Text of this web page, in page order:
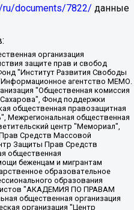
ru/documents/7822/ данные
с ограниченной ответственностью "Как бы инагент", Кочетков Игорь Викторович, Общество с ограниченной ответственностью "Честные выборы", Еланчик Олег Александрович, Общество с ограниченной ответственностью "Нобелевский призыв", Гималова Регина Эмилевна, Григорьев Андрей Валерьевич, Григорьева Алина Александровна, Ассоциация по содействию защите прав призывников, альтернативнослужащих и военнослужащих "Правозащитная группа "Гражданин.Армия.Право", Хисамова Регина Фаритовна, Автономная некоммерческая организация по реализации социально-правовых программ "Лилит", Дальневосточное общественное движение "Маяк", Санкт-Петербургская ЛГБТ-инициативная группа "Выход", Инициативная группа ЛГБТ+ "Реверс", Алексеев Андрей Викторович, Бекбулатова Таисия Львовна, Беляев Иван Михайлович, Владыкина Елена Сергеевна, Гельман Марат Александрович, Никульшина Вероника Юрьевна, Толоконникова Надежда Андреевна, Шендерович Виктор Анатольевич, Общество с ограниченной ответственностью "Данное сообщение", Общество с ограниченной ответственностью Издательский дом "Новая глава", Айнбиндер Александра Александровна, Московский комьюнити-центр для ЛГБТ+инициатив, Благотворительный фонд развития филантропии, Deutsche Welle (Германия, Kurt-Schumacher-Strasse 3, 53113 Bonn), Борзунова Мария Михайловна, Воробьев Виктор Викторович, Голубева Анна Львовна, Константинова Алла Михайловна, Малкова Ирина Владимировна, Мурадов Мурад Абдулгалимович, Осетинская Елизавета Николаевна, Понасенков Евгений Николаевич, Ганапольский Матвей Юрьевич, Киселев Евгений Алексеевич, Борухович Ирина Григорьевна, Дремин Иван Тимофеевич, Дубровский Дмитрий Викторович, Красноярская региональная общественная организация поддержки и развития альтернативных образовательных технологий и межкультурных коммуникаций "ИНТЕРРА", Маяковская Екатерина Алексеевна, Фейгин Марк Захарович, Филимонов Андрей Викторович, Дзугкоева Регина Николаевна, Доброхотов Роман Александрович, Дудь Юрий Александрович, Елкин Сергей Владимирович, Кругликов Кирилл Игоревич, Сабунаева Мария Леонидовна, Семенов Алексей Владимирович, Шаинян Карен Багратович, Шульман Екатерина Михайловна, Асафьев Артур Валерьевич, Вахштайн Виктор Семенович, Венедиктов Алексей Алексеевич, Лушникова Екатерина Евгеньевна, Волков Леонид Михайлович, Невзоров Александр Глебович, Пархоменко Сергей Борисович, Сироткин Ярослав Николаевич, Кара-Мурза Владимир Владимирович, Баранова Наталья Владимировна, Гозман Леонид Яковлевич, Кагарлицкий Борис Юльевич, Климарев Михаил Валерьевич, Милов Владимир Станиславович, Автономная некоммерческая организация Краснодарский центр современного искусства "Типография", Моргенштерн Алишер Тагирович, Соболь Любовь Эдуардовна, Общество с ограниченной ответственностью "ЛИЗА НОРМ", Каспаров Гарри Кимович, Ходорковский Михаил Борисович, Общество с ограниченной ответственностью "Апрельские тезисы", Данилович Ирина Брониславовна, Кашин Олег Владимирович, Петров Николай Владимирович, Пивоваров Алексей Владимирович, Соколов Михаил Владимирович, Цветкова Юлия Владимировна, Чичваркин Евгений Александрович, Комитет против пыток/Команда против пыток, Общество с ограниченной ответственностью "Первый научный", Общество с ограниченной ответственностью "Вертолет и ко", Белоцерковская Вероника Борисовна, Кац Максим Евгеньевич, Лазарева Татьяна Юрьевна, Шаведдинов Руслан Табризович, Яшин Илья Валерьевич, Общество с ограниченной ответственностью "Иноагент ААВ", Алешковский Дмитрий Петрович, Альбац Евгения Марковна, Быков Дмитрий Львович, Галямина Юлия Евгеньевна, Лойко Сергей Леонидович, Мартынов Кирилл Константинович, Медведев Сергей Александрович, Крашенинников Федор Геннадиевич, Гордеева Катерина Вл